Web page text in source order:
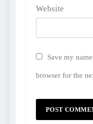
Website
Save my
browser for the